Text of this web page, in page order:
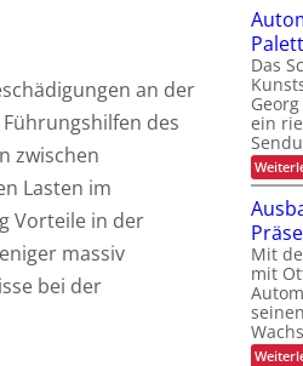
an der
des
zwischen
Lasten im
Vorteile in der
massiv
bei der
Das
ein
Mit
mit